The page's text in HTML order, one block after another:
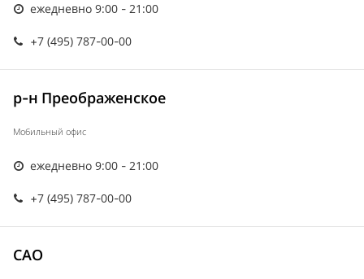
ежедневно 9:00 - 21:00
+7 (495) 787-00-00
р-н Преображенское
Мобильный офис
ежедневно 9:00 - 21:00
+7 (495) 787-00-00
САО